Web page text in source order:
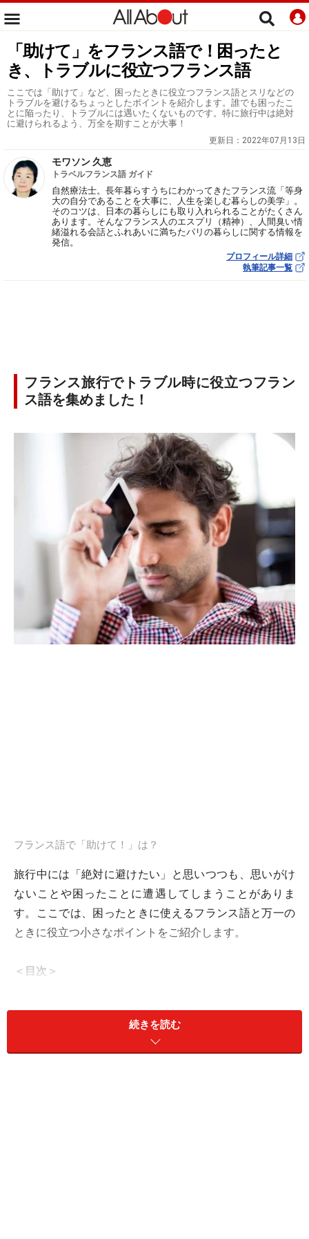
「助けて」をフランス語で！困ったと
き、トラブルに役立つフランス語
ここでは「助けて」など、困ったときに役立つフランス語とスリなどの
トラブルを避けるちょっとしたポイントを紹介します。誰でも困ったこ
とに陥ったり、トラブルには遇いたくないものです。特に旅行中は絶対
に避けられるよう、万全を期すことが大事！
更新日： 2022年07月13日
モワソン 久恵
トラベルフランス語 ガイド
自然療法士。長年暮らすうちにわかってきたフランス流「等身
大の自分であることを大事に、人生を楽しむ暮らしの美学」。
そのコツは、日本の暮らしにも取り入れられることがたくさん
あります。そんなフランス人のエスプリ（精神）、人間臭い情
緒溢れる会話とふれあいに満ちたパリの暮らしに関する情報を
発信。
プロフィール詳細
執筆記事一覧
フランス旅行でトラブル時に役立つフラン
ス語を集めました！
フランス語で「助けて！」は？
旅行中には「絶対に避けたい」と思いつつも、思いがけ
ないことや困ったことに遭遇してしまうことがありま
す。ここでは、困ったときに使えるフランス語と万一の
ときに役立つ小さなポイントをご紹介します。
＜目次＞
語で！読み方と例文
アトンシオン！と言われたらスリ警戒！フランスで
続きを読む